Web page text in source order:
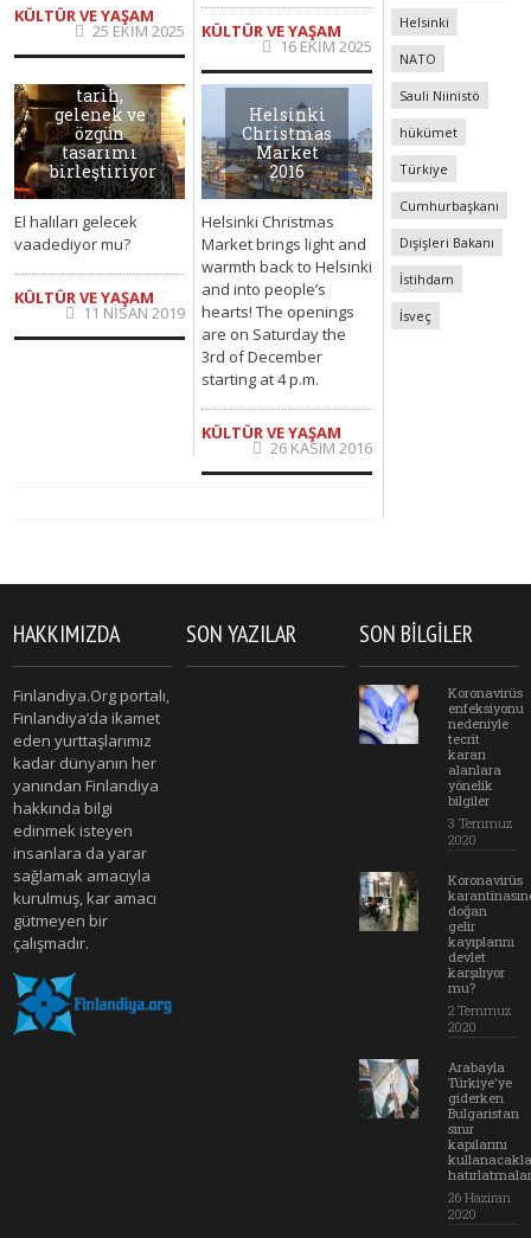
KÜLTÜR VE YAŞAM
25 EKIM 2025 KÜLTÜR VE YAŞAM
16 EKIM 2025
tarih,
gelenek ve
özgün
tasarımı
birleştiriyor
El halıları gelecek
vaadediyor mu?
KÜLTÜR VE YAŞAM
11 NISAN 2019
Helsinki
Christmas
Market
2016
Helsinki Christmas
Market brings light and
warmth back to Helsinki
and into people’s
hearts! The openings
are on Saturday the
3rd of December
starting at 4 p.m.
KÜLTÜR VE YAŞAM
26 KASIM 2016
Helsinki
NATO
Sauli Niinistö
hükümet
Türkiye
Cumhurbaşkanı
Dışişleri Bakanı
İstihdam
İsveç
HAKKIMIZDA
Finlandiya.Org portalı,
Finlandiya’da ikamet
eden yurttaşlarımız
kadar dünyanın her
yanından Finlandiya
hakkında bilgi
edinmek isteyen
insanlara da yarar
sağlamak amacıyla
kurulmuş, kar amacı
gütmeyen bir
çalışmadır.
SON YAZILAR SON BILGILER
Koronavirüs
enfeksiyonu
nedeniyle
tecrit
kararı
alanlara
yönelik
bilgiler
3 Temmuz
2020
Koronavirüs
doğan
gelir
kayıplarını
devlet
karşılıyor
mu?
2 Temmuz
2020
Arabayla
Türkiye'ye
giderken
Bulgaristan
sınır
kapılarını
26 Haziran
2020